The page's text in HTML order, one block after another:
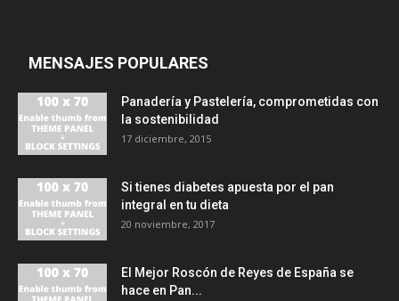
MENSAJES POPULARES
Panadería y Pastelería, comprometidas con
la sostenibilidad
17 diciembre, 2015
Si tienes diabetes apuesta por el pan
integral en tu dieta
20 noviembre, 2017
El Mejor Roscón de Reyes de España se
hace en Pan...